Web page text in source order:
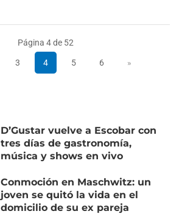
Página 4 de 52
3 4 5 6 »
D’Gustar vuelve a Escobar con
tres días de gastronomía,
música y shows en vivo
Conmoción en Maschwitz: un
joven se quitó la vida en el
domicilio de su ex pareja